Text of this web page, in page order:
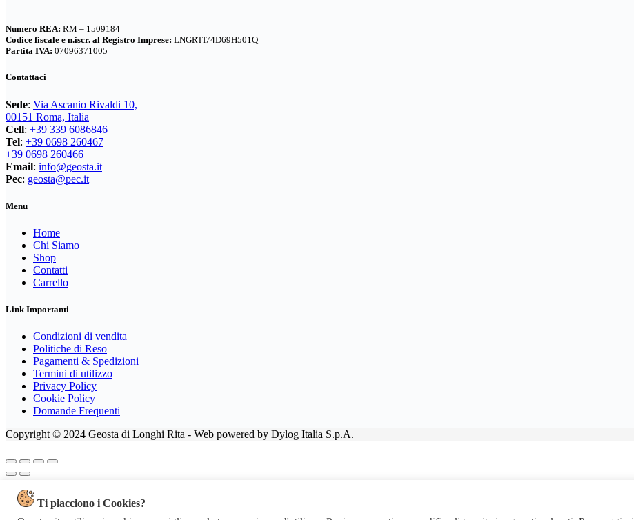
Numero REA: RM – 1509184
Codice fiscale e n.iscr. al Registro Imprese: LNGRTI74D69H501Q
Partita IVA: 07096371005
Contattaci
Sede: Via Ascanio Rivaldi 10,
00151 Roma, Italia
Cell: +39 339 6086846
Tel: +39 0698 260467
+39 0698 260466
Email: info@geosta.it
Pec: geosta@pec.it
Menu
Home
Chi Siamo
Shop
Contatti
Carrello
Link Importanti
Condizioni di vendita
Politiche di Reso
Pagamenti & Spedizioni
Termini di utilizzo
Privacy Policy
Cookie Policy
Domande Frequenti
Copyright © 2024 Geosta di Longhi Rita - Web powered by Dylog Italia S.p.A.
Ti piacciono i Cookies?